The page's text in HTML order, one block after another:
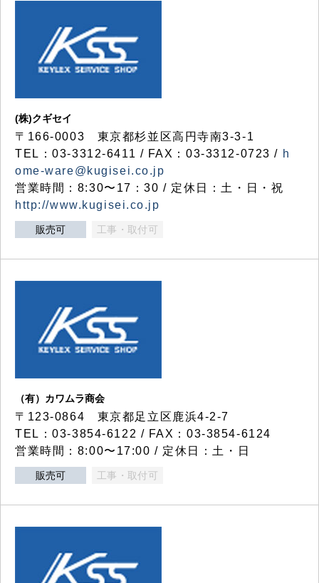
(株)クギセイ
〒166-0003 東京都杉並区高円寺南3-3-1
TEL：03-3312-6411 / FAX：03-3312-0723 / h
ome-ware@kugisei.co.jp
営業時間：8:30〜17：30 / 定休日：土・日・祝
http://www.kugisei.co.jp
販売可 工事・取付可
（有）カワムラ商会
〒123-0864 東京都足立区鹿浜4-2-7
TEL：03-3854-6122 / FAX：03-3854-6124
営業時間：8:00〜17:00 / 定休日：土・日
販売可 工事・取付可